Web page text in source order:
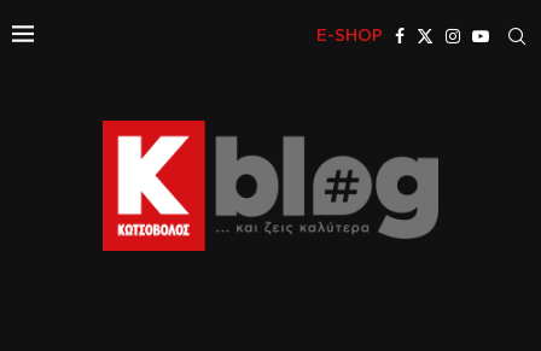
E-SHOP